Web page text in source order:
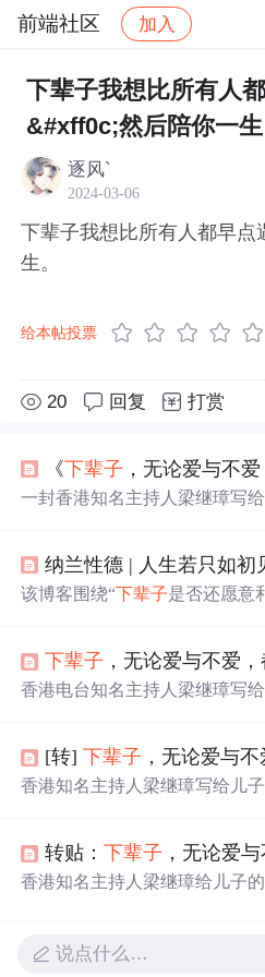
前端社区 加入
社区 前端社区 感慨
下辈子我想比所有人
&#xff0c;然后陪你一生
逐风`
2024-03-06
下辈子我想比所有人都早点
生。
给本帖投票
20 回复 打赏
《下辈子 ，无论爱与不爱
一封香港知名主持人梁继璋写
该博客围绕“下辈子是否还愿意
升婚姻幸福指数的建议，如重
下辈子 ，无论爱与不爱
香港电台知名主持人梁继璋写
适用于儿子，对 所有人都有所
[转]下辈子 ，无论爱与
香港知名主持人梁继璋写给儿
转贴：下辈子 ，无论爱
香港知名主持人梁继璋给儿子
说点什么…